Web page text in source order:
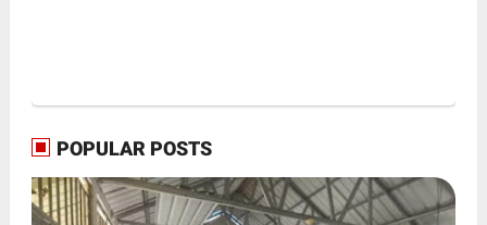
POPULAR POSTS